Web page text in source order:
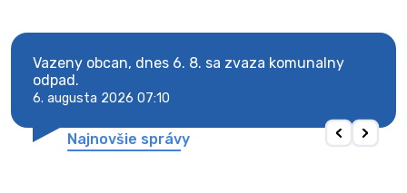
Vazeny obcan, dnes 6. 8. sa zvaza komunalny
odpad.
6. augusta 2026 07:10
Najnovšie správy